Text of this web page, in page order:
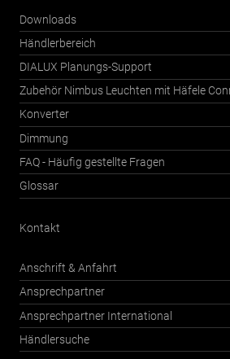
Downloads
Händlerbereich
DIALUX Planungs-Support
Zubehör Nimbus Leuchten mit Häfele
Konverter
Dimmung
FAQ - Häufig gestellte Fragen
Glossar
Kontakt
Anschrift & Anfahrt
Ansprechpartner
Ansprechpartner International
Händlersuche